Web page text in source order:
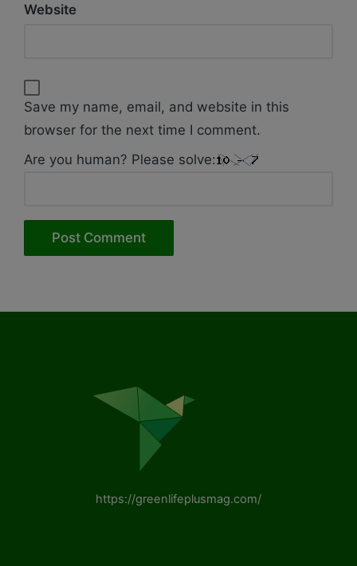
Website
Save my name, email, and website in this
browser for the next time I comment.
Are you human? Please solve:
https://greenlifeplusmag.com/